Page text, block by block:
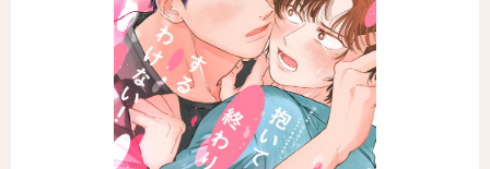
オーバーラップノベルス
オーバーラップノベルスf